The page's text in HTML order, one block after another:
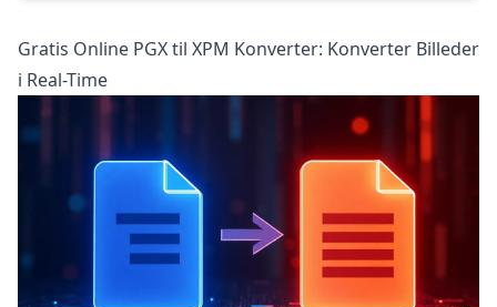
Gratis Online PGX til XPM Konverter: Konverter Billeder
i Real-Time